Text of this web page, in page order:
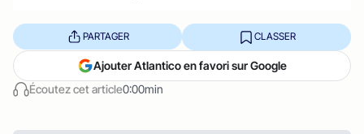
Écoutez cet article0:00min
PARTAGER CLASSER
Ajouter Atlantico en favori sur Google